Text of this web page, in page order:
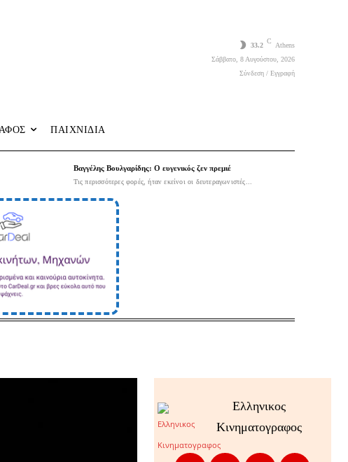
33.2
C
Athens
Σάββατο, 8 Αυγούστου, 2026
Σύνδεση / Εγγραφή
ΠΑΙΧΝΙΔΙΑ
Βαγγέλης Βουλγαρίδης: Ο ευγενικός ζεν πρεμιέ
Τις περισσότερες φορές, ήταν εκείνοι οι δευτεραγωνιστές...
Ελληνικος
Κινηματογραφος